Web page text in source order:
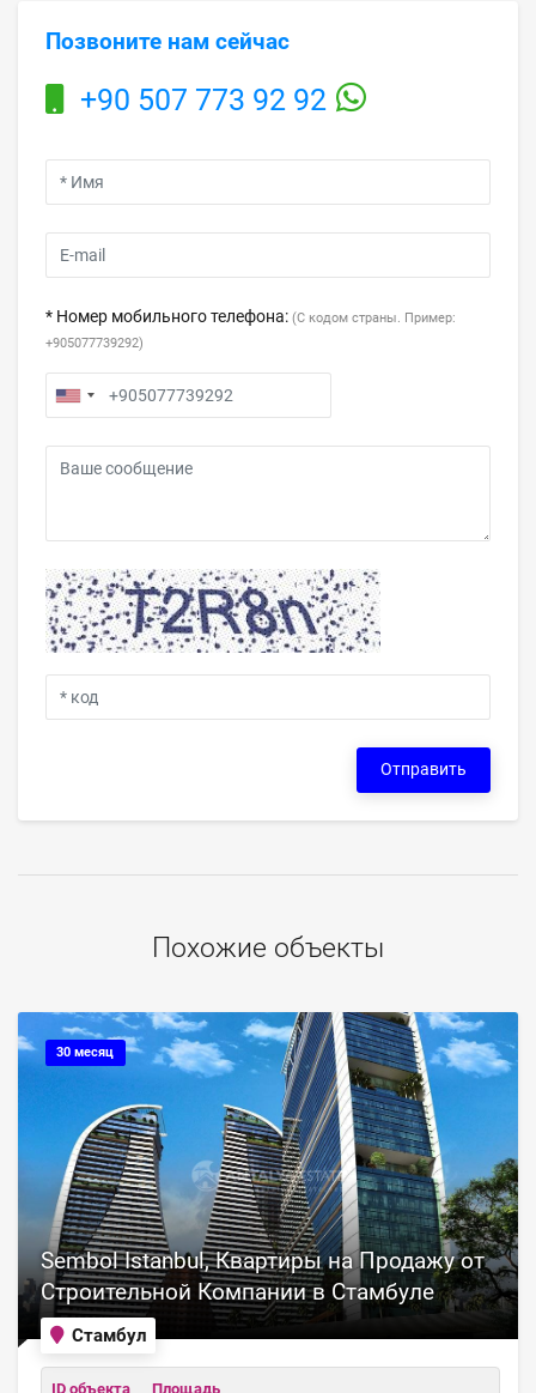
Позвоните нам сейчас
+90 507 773 92 92
* Номер мобильного телефона: (С кодом страны. Пример:
+905077739292)
Отправить
Похожие объекты
30 месяц
Стамбул
Sembol Istanbul, Квартиры на Продажу от
Строительной Компании в Стамбуле
ID объекта Площадь